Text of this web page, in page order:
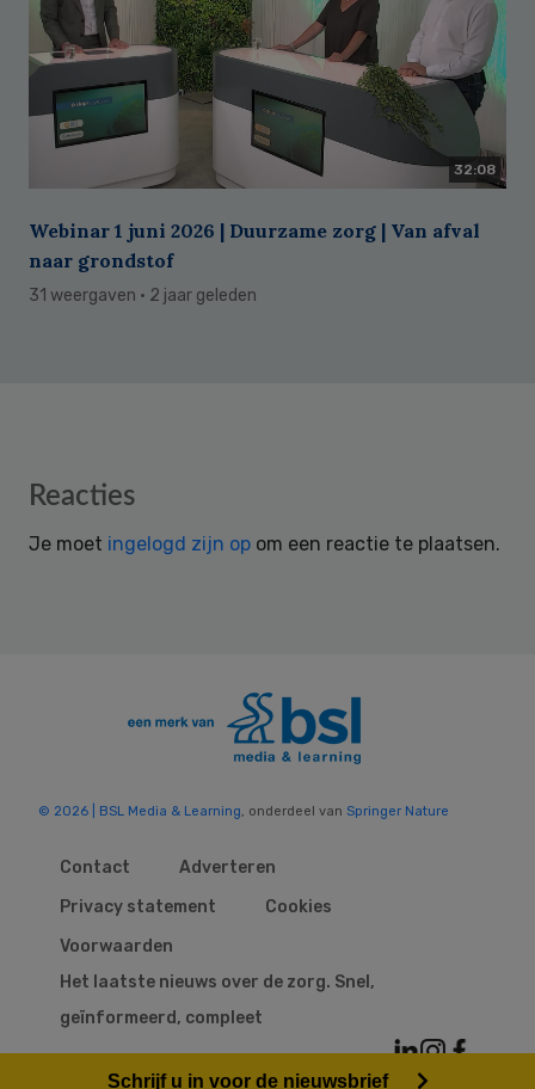
32:08
Webinar 1 juni 2026 | Duurzame zorg | Van afval
naar grondstof
31 weergaven · 2 jaar geleden
Reader
Reacties
Je moet ingelogd zijn op om een reactie te plaatsen.
© 2026 | BSL Media & Learning, onderdeel van Springer Nature
Contact
Adverteren
Privacy statement
Cookies
Voorwaarden
Het laatste nieuws over de zorg. Snel,
geïnformeerd, compleet
Schrijf u in voor de nieuwsbrief